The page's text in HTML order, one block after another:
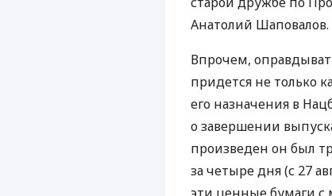
Анатолий Шаповалов.
Впрочем,
придется не только
его назначения в
о завершении
произведен он был
за четыре дня (с 27